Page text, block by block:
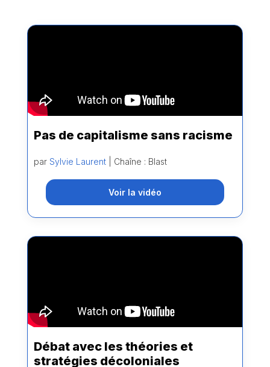
Pas de capitalisme sans racisme
par Sylvie Laurent| Chaîne : Blast
Voir la vidéo
Débat avec les théories et
stratégies décoloniales